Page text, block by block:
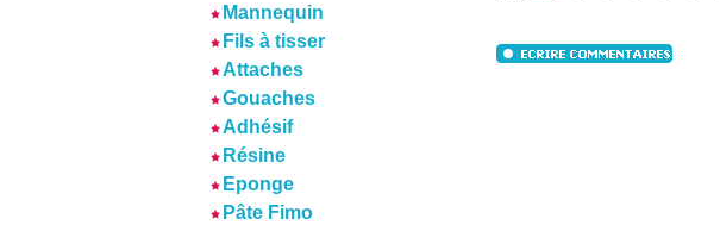
Mannequin
Fils à tisser
Attaches
Gouaches
Adhésif
Résine
Eponge
Pâte Fimo